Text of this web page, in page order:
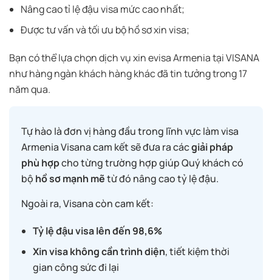
Nâng cao tỉ lệ đậu visa mức cao nhất;
Được tư vấn và tối ưu bộ hồ sơ xin visa;
Bạn có thể lựa chọn dịch vụ xin evisaArmeniatại VISANA
như hàng ngàn khách hàng khác đã tin tưởng trong 17
năm qua.
Tự hào là đơn vị hàng đầu trong lĩnh vực làm visa
Armenia Visana cam kết sẽ đưa ra cácgiải pháp
phù hợpcho từng trường hợp giúp Quý khách có
bộ hồ sơ mạnh mẽtừ đó nâng cao tỷ lệ đậu.
Ngoài ra, Visana còn cam kết:
Tỷ lệ đậu visa lên đến 98,6%
Xin visa không cần trình diện, tiết kiệm thời
gian công sức đi lại